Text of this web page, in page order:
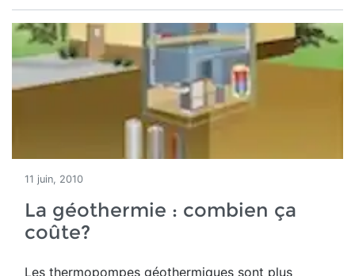
11 juin, 2010
La géothermie : combien ça
coûte?
Les thermopompes géothermiques sont plus